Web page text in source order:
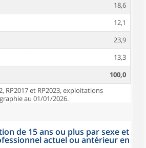
18,6
12,1
23,9
13,3
100,0
RP2017 et RP2023, exploitations
au 01/01/2026.
de 15 ans ou plus par sexe et
actuel ou antérieur en